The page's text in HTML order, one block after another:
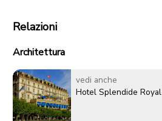
Relazioni
Architettura
vedi anche
Hotel Splendide Royal